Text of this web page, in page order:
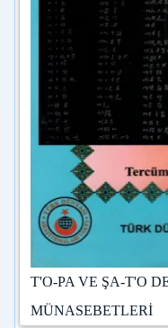
T'O-PA VE ŞA-T'O
MÜNASEBETLERİ